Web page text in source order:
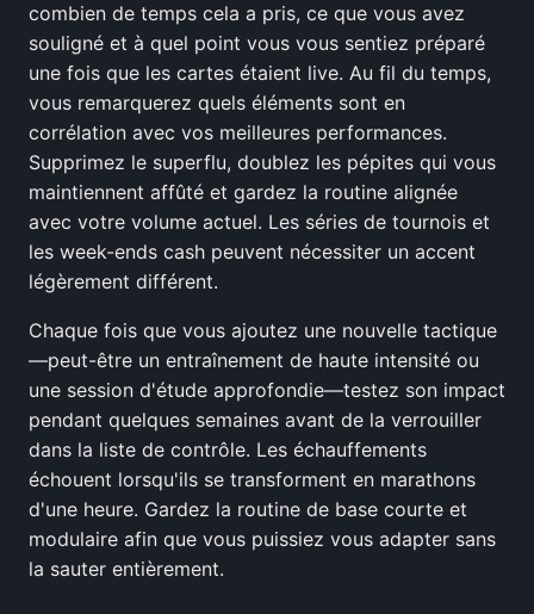
combien de temps cela a pris, ce que vous avez
souligné et à quel point vous vous sentiez préparé
une fois que les cartes étaient live. Au fil du temps,
vous remarquerez quels éléments sont en
corrélation avec vos meilleures performances.
Supprimez le superflu, doublez les pépites qui vous
maintiennent affûté et gardez la routine alignée
avec votre volume actuel. Les séries de tournois et
les week-ends cash peuvent nécessiter un accent
légèrement différent.
Chaque fois que vous ajoutez une nouvelle tactique
—peut-être un entraînement de haute intensité ou
une session d'étude approfondie—testez son impact
pendant quelques semaines avant de la verrouiller
dans la liste de contrôle. Les échauffements
échouent lorsqu'ils se transforment en marathons
d'une heure. Gardez la routine de base courte et
modulaire afin que vous puissiez vous adapter sans
la sauter entièrement.